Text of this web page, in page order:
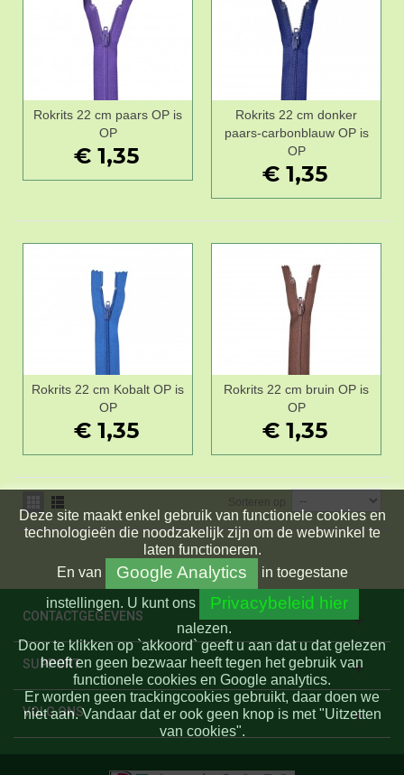
Rokrits 22 cm paars OP is
OP
€ 1,35
Rokrits 22 cm donker
paars-carbonblauw OP is
OP
€ 1,35
Rokrits 22 cm Kobalt OP is
OP
€ 1,35
Rokrits 22 cm bruin OP is
OP
€ 1,35
Sorteren op
CONTACTGEGEVENS
SUPPORT
VOLG ONS
Deze site maakt enkel gebruik van functionele cookies en
technologieën die noodzakelijk zijn om de webwinkel te
laten functioneren.
En van Google Analytics
in toegestane
instellingen. U kunt ons Privacybeleid hier
nalezen.
Door te klikken op `akkoord` geeft u aan dat u dat gelezen
heeft en geen bezwaar heeft tegen het gebruik van
functionele cookies en Google analytics.
Er worden geen trackingcookies gebruikt, daar doen we
niet aan. Vandaar dat er ook geen knop is met "Uitzetten
van cookies".